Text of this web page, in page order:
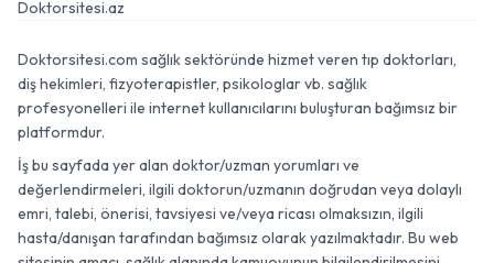
Doktorsitesi.az
Doktorsitesi.com sağlık sektöründe hizmet veren tıp doktorları,
diş hekimleri, fizyoterapistler, psikologlar vb. sağlık
profesyonelleri ile internet kullanıcılarını buluşturan bağımsız bir
platformdur.
İş bu sayfada yer alan doktor/uzman yorumları ve
değerlendirmeleri, ilgili doktorun/uzmanın doğrudan veya dolaylı
emri, talebi, önerisi, tavsiyesi ve/veya ricası olmaksızın, ilgili
hasta/danışan tarafından bağımsız olarak yazılmaktadır. Bu web